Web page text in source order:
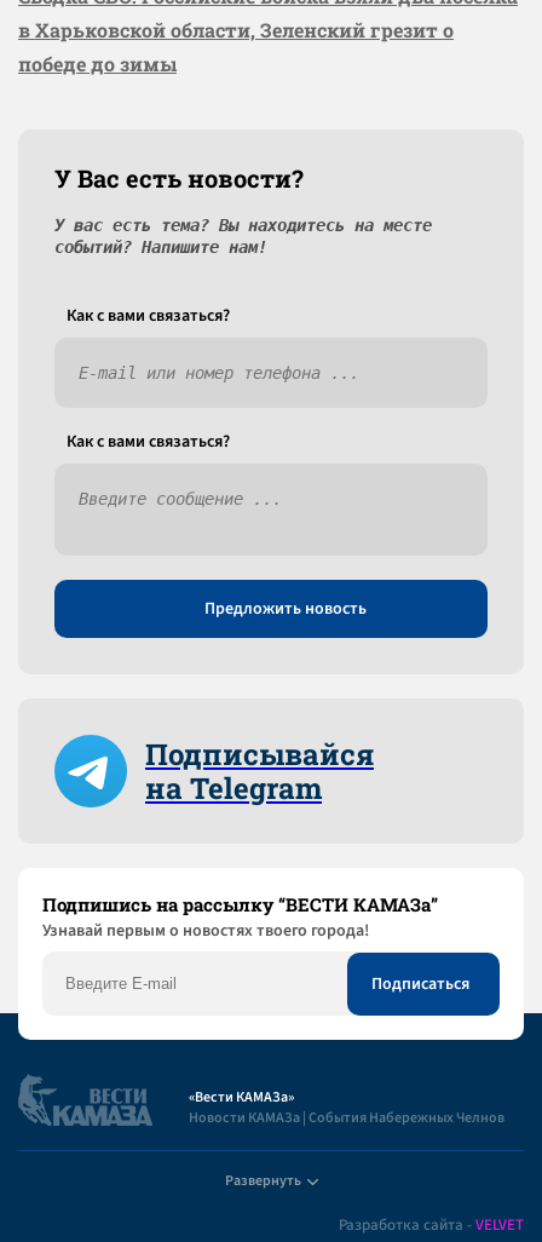
в Харьковской области, Зеленский грезит о
победе до зимы
У Вас есть новости?
У вас есть тема? Вы находитесь на месте
событий? Напишите нам!
Как c вами связаться?
Как c вами связаться?
Предложить новость
Подписывайся
на Telegram
Подпишись на рассылку “ВЕСТИ КАМАЗа”
Узнaвай первым о новостях твоего города!
«Вести КАМАЗа»
Новости КАМАЗа | События Набережных Челнов
Развернуть
Разработка сайта -VELVET